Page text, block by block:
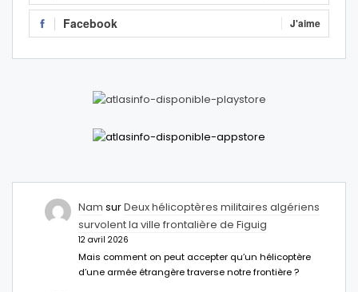
Facebook J'aime
Nam surDeux hélicoptères militaires algériens
survolent la ville frontalière de Figuig
12 avril 2026
Mais comment on peut accepter qu’un hélicoptère
d’une armée étrangère traverse notre frontière ?